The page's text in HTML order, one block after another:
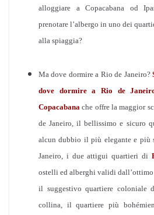
alloggiare a Copacabana od
prenotare l’albergo in uno dei
alla spiaggia?
Ma dove dormire a Rio de Janeiro?
dove dormire a Rio de
Copacabana che offre la maggior
de Janeiro, il bellissimo e sicuro
alcun dubbio il più elegante e più
Janeiro, i due attigui quartieri di
ostelli ed alberghi validi
il suggestivo quartiere coloniale
collina, il quartiere più